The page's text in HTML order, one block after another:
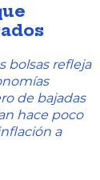
bolsas refleja
de bajadas
hace poco
a